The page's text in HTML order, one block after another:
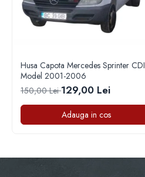
Capace r13 Nissan
Capace r13 Opel
Capace r13 Seat
Capace r13 Skoda
Capace r13 Suzuki
Capace r13 Toyota
Capace r13 Volvo
Husa Capota Mercedes Sprinter CDI
Model 2001-2006
150,00 Lei129,00 Lei
Adauga in cos